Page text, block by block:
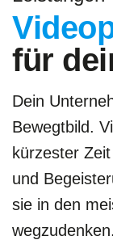
für
Dein
Bewegtbild.
kürzester
und
sie in den